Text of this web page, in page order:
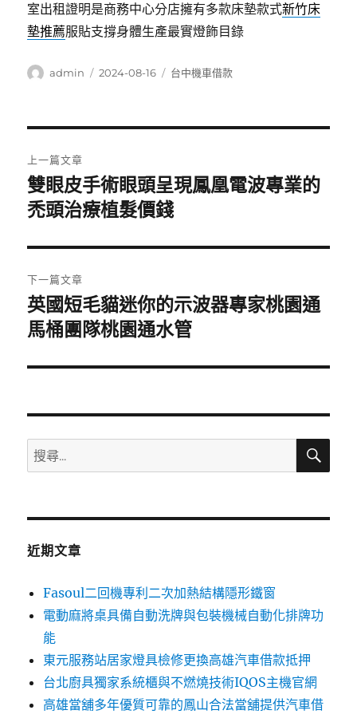
室出租證明是商務中心分店擁有多款床墊款式新竹床
墊推薦服貼支撐身體生產最實燈飾目錄
作
admin
發
2024-08-16
分
台中機車借款
章
導
覽
上一篇文章
上
一
文
章:
雙眼皮手術眼頭呈現鳳凰電波專業的
禿頭治療植髮價錢
下一篇文章
下
一
文
英國短毛貓迷你的示波器專家桃園通
馬桶團隊桃園通水管
搜
尋
鍵
搜
近期文章
Fasoul二回機專利二次加熱結構隱形鐵窗
電動麻將桌具備自動洗牌與包裝機械自動化排牌功
能
東元服務站居家燈具檢修更換高雄汽車借款抵押
台北廚具獨家系統櫃與不燃燒技術IQOS主機官網
高雄當舖多年優質可靠的鳳山合法當舖提供汽車借